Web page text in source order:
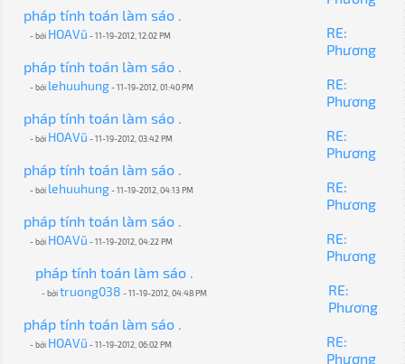
pháp tính toán làm sáo .
- bởi HOAVũ - 11-19-2012, 12:02 PM
RE:
Phương
pháp tính toán làm sáo .
- bởi lehuuhung- 11-19-2012, 01:40 PM
RE:
Phương
pháp tính toán làm sáo .
- bởi HOAVũ - 11-19-2012, 03:42 PM
RE:
Phương
pháp tính toán làm sáo .
- bởi lehuuhung- 11-19-2012, 04:13 PM
RE:
Phương
pháp tính toán làm sáo .
- bởi HOAVũ - 11-19-2012, 04:22 PM
RE:
Phương
pháp tính toán làm sáo .
- bởitruong038 - 11-19-2012, 04:48 PM
RE:
Phương
pháp tính toán làm sáo .
- bởi HOAVũ - 11-19-2012, 06:02 PM
RE:
Phương